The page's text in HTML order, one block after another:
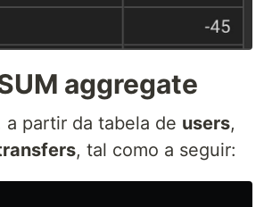
aggregate
partir da tabela de users,
, tal como a seguir: